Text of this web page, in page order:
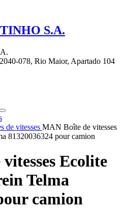
S.A.
078, Rio Maior, Apartado 104
de vitesses MAN Boîte de vitesses
81320036324 pour camion
Ecolite
Telma
camion